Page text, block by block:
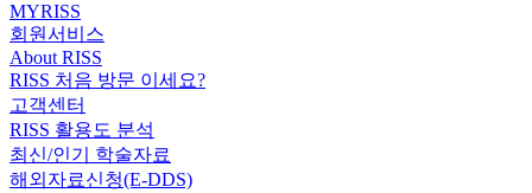
MYRISS
회원서비스
About RISS
RISS 처음 방문 이세요?
고객센터
RISS 활용도 분석
최신/인기 학술자료
해외자료신청(E-DDS)